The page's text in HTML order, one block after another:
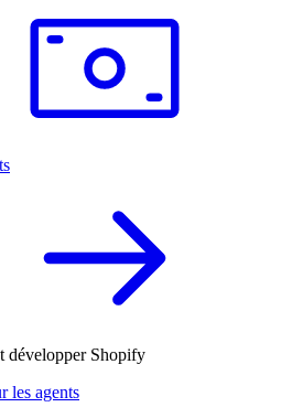
développer Shopify
les agents